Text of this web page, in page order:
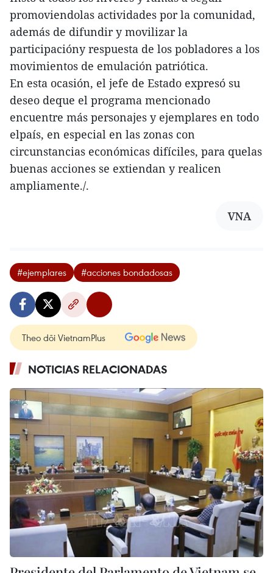
promoviendolas actividades por la comunidad,
además de difundir y movilizar la
participacióny respuesta de los pobladores a los
movimientos de emulación patriótica.
En esta ocasión, el jefe de Estado expresó su
deseo deque el programa mencionado
encuentre más personajes y ejemplares en todo
elpaís, en especial en las zonas con
circunstancias económicas difíciles, para quelas
buenas acciones se extiendan y realicen
ampliamente./.
VNA
#ejemplares #acciones bondadosas
Theo dõi VietnamPlus
NOTICIAS RELACIONADAS